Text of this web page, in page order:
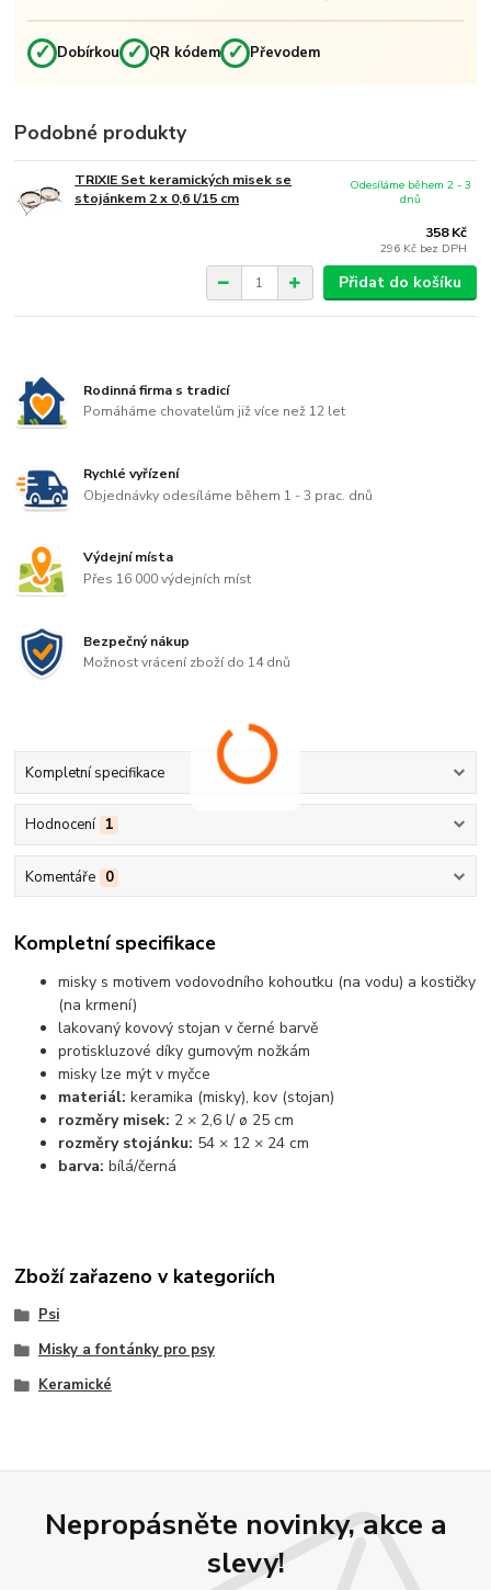
✓ Dobírkou ✓ QR kódem ✓ Převodem
Podobné produkty
TRIXIE Set keramických misek se
stojánkem 2 x 0,6 l/15 cm
358 Kč
296 Kč bez DPH
Odesíláme během 2 - 3
dnů
Přidat do košíku
Rodinná firma s tradicí
Pomáháme chovatelům již více než 12 let
Rychlé vyřízení
Objednávky odesíláme během 1 - 3 prac. dnů
Výdejní místa
Přes 16 000 výdejních míst
Bezpečný nákup
Možnost vrácení zboží do 14 dnů
Kompletní specifikace
Hodnocení 1
Komentáře 0
Kompletní specifikace
misky s motivem vodovodního kohoutku (na vodu) a kostičky
(na krmení)
lakovaný kovový stojan v černé barvě
protiskluzové díky gumovým nožkám
misky lze mýt v myčce
materiál: keramika (misky), kov (stojan)
rozměry misek: 2 × 2,6 l/ ø 25 cm
rozměry stojánku: 54 × 12 × 24 cm
barva: bílá/černá
Zboží zařazeno v kategoriích
Psi
Misky a fontánky pro psy
Keramické
Nepropásněte novinky, akce a
slevy!